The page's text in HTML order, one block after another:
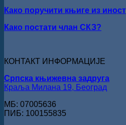
Како поручити књиге из
Како постати члан СКЗ?
КОНТАКТ ИНФОРМАЦИЈЕ
Српска књижевна задруга
Краља Милана 19, Београд
МБ: 07005636
ПИБ: 100155835